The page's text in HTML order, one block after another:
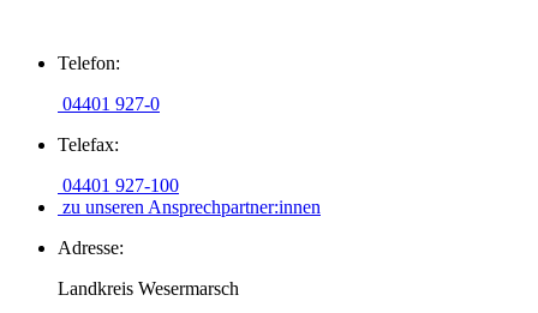
Inhalt
Telefon:
04401 927-0
Telefax:
04401 927-100
zu unseren Ansprechpartner:innen
Adresse:
Landkreis Wesermarsch